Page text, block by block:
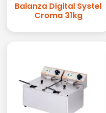
Balanza Digital Systel
Croma 31kg